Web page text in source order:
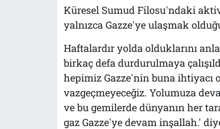
Küresel Sumud Filosu'ndaki
yalnızca Gazze'ye ulaşmak
Haftalardır yolda olduklarını
birkaç defa durdurulmaya
hepimiz Gazze'nin buna ihtiyacı
vazgeçmeyeceğiz. Yolumuza
ve bu gemilerde dünyanın her
gaz Gazze'ye devam inşallah.'